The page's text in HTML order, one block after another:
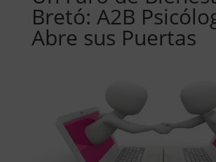
Bretó: A2B
Abre sus Puertas